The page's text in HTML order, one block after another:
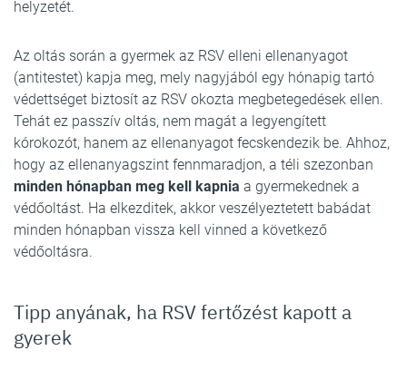
helyzetét.
Az oltás során a gyermek az RSV elleni ellenanyagot
(antitestet) kapja meg, mely nagyjából egy hónapig tartó
védettséget biztosít az RSV okozta megbetegedések ellen.
Tehát ez passzív oltás, nem magát a legyengített
kórokozót, hanem az ellenanyagot fecskendezik be. Ahhoz,
hogy az ellenanyagszint fennmaradjon, a téli szezonban
minden hónapban meg kell kapnia a gyermekednek a
védőoltást. Ha elkezditek, akkor veszélyeztetett babádat
minden hónapban vissza kell vinned a következő
védőoltásra.
Tipp anyának, ha RSV fertőzést kapott a
gyerek